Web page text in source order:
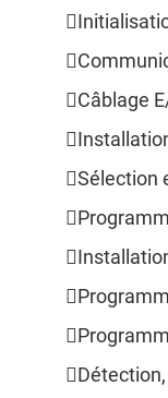
Câblage
Sélection